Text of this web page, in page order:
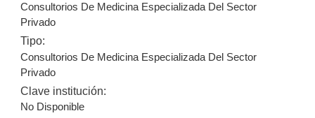
Consultorios De Medicina Especializada Del Sector
Privado
Tipo:
Consultorios De Medicina Especializada Del Sector
Privado
Clave institución:
No Disponible